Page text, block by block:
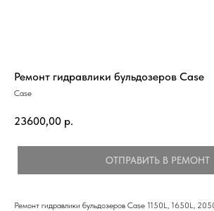
Ремонт гидравлики бульдозеров Case
Case
23600,00 р.
ОТПРАВИТЬ В РЕМОНТ
Ремонт гидравлики бульдозеров Case 1150L, 1650L,